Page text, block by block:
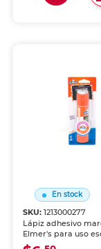
En stock
SKU:1213000277
Lápiz adhesivo
Elmer's para uso
de oficina.